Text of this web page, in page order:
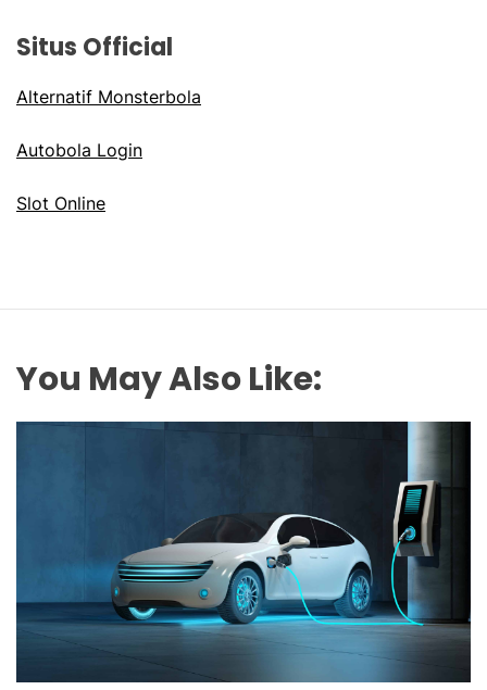
Situs Official
Alternatif Monsterbola
Autobola Login
Slot Online
You May Also Like: